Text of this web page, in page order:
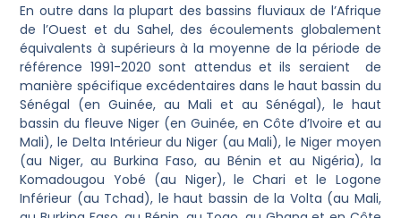
En outre dans la plupart des bassins fluviaux de l’Afrique
de l’Ouest et du Sahel, des écoulements globalement
équivalents à supérieurs à la moyenne de la période de
référence 1991-2020 sont attendus et ils seraient de
manière spécifique excédentaires dans le haut bassin du
Sénégal (en Guinée, au Mali et au Sénégal), le haut
bassin du fleuve Niger (en Guinée, en Côte d’Ivoire et au
Mali), le Delta Intérieur du Niger (au Mali), le Niger moyen
(au Niger, au Burkina Faso, au Bénin et au Nigéria), la
Komadougou Yobé (au Niger), le Chari et le Logone
Inférieur (au Tchad), le haut bassin de la Volta (au Mali,